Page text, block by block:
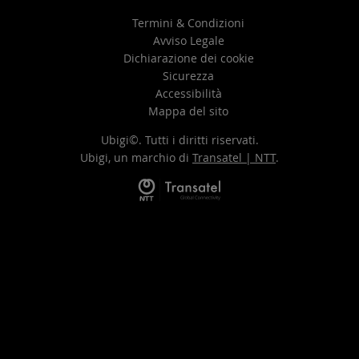
Termini & Condizioni
Avviso Legale
Dichiarazione dei cookie
Sicurezza
Accessibilità
Mappa del sito
Ubigi©. Tutti i diritti riservati.
Ubigi, un marchio di Transatel | NTT.